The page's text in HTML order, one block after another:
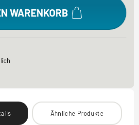
WARENKORB
Ähnliche Produkte